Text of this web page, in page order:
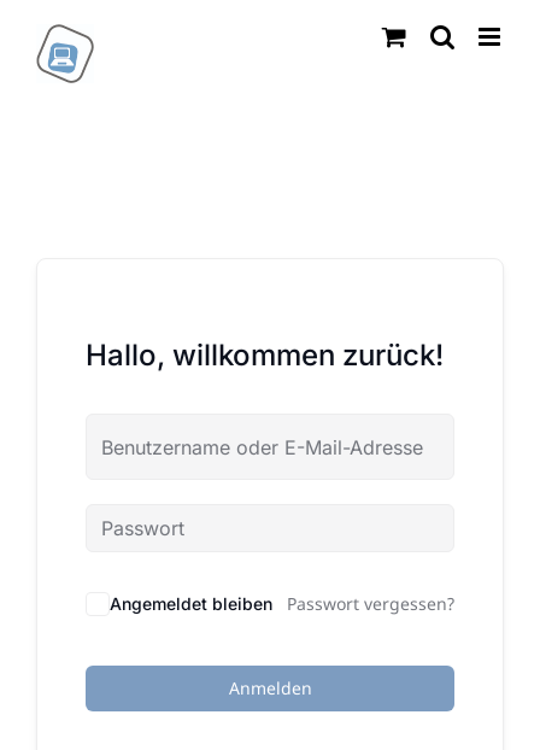
Inhalt
springen
Hallo, willkommen zurück!
Angemeldet bleiben Passwort vergessen?
Anmelden